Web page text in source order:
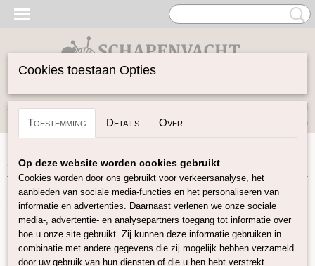
Inloggen Registreren
(0)
Home>Spinwol>Kleurenset>Glinster Merino Mix
Spinwol
Lontwol Natuurlijke kleuren
Lontwol gekleurd 14,5 mic
Cookies toestaan Opties
Toestemming Details Over
Op deze website worden cookies gebruikt
Cookies worden door ons gebruikt voor verkeersanalyse, het
aanbieden van sociale media-functies en het personaliseren van
informatie en advertenties. Daarnaast verlenen we onze sociale
media-, advertentie- en analysepartners toegang tot informatie over
hoe u onze site gebruikt. Zij kunnen deze informatie gebruiken in
combinatie met andere gegevens die zij mogelijk hebben verzameld
door uw gebruik van hun diensten of die u hen hebt verstrekt.